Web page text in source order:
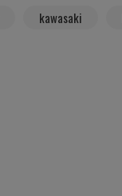
kawasaki